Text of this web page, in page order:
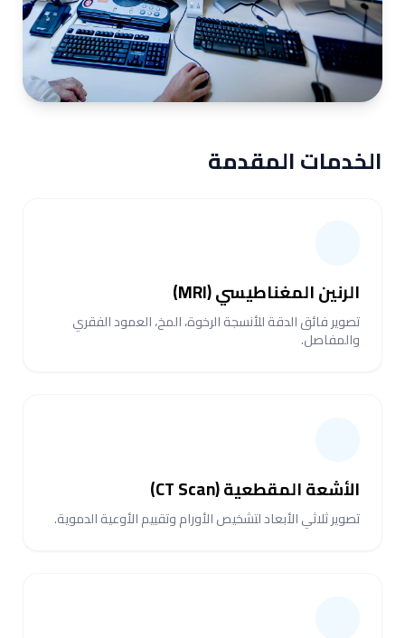
الخدمات المقدمة
الرنين المغناطيسي (MRI)
تصوير فائق الدقة للأنسجة الرخوة، المخ، العمود الفقري
والمفاصل.
الأشعة المقطعية (CT Scan)
تصوير ثلاثي الأبعاد لتشخيص الأورام وتقييم الأوعية الدموية.